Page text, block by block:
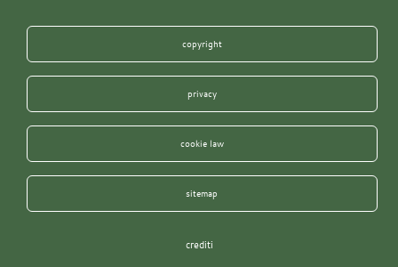
copyright
privacy
cookie law
sitemap
crediti